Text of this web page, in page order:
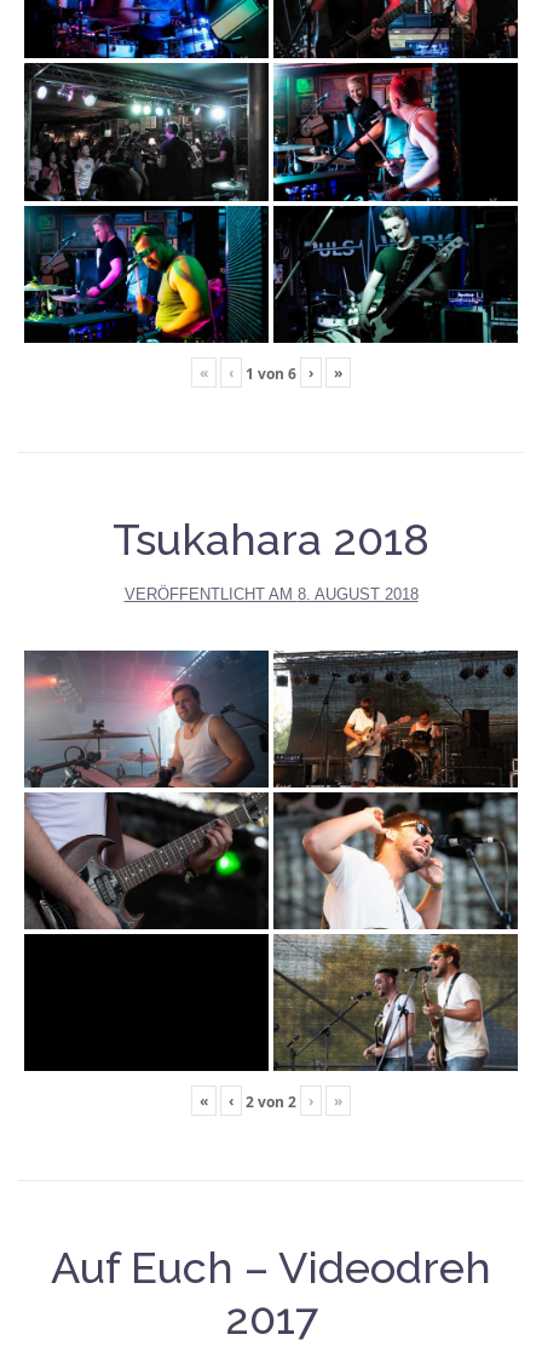
« ‹ 1 von 6 › »
Tsukahara 2018
VERÖFFENTLICHT AM 8. AUGUST 2018
« ‹ 2von 2 › »
Auf Euch – Videodreh
2017